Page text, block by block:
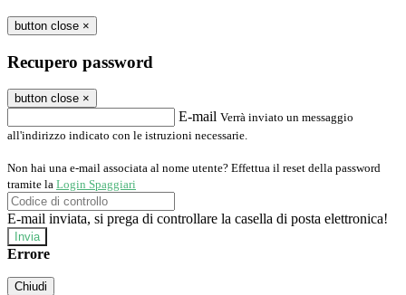
button close ×
Recupero password
button close ×
E-mail Verrà inviato un messaggio
all'indirizzo indicato con le istruzioni necessarie.
Non hai una e-mail associata al nome utente? Effettua il reset della password
tramite la Login Spaggiari
E-mail inviata, si prega di controllare la casella di posta elettronica!
Errore
Chiudi